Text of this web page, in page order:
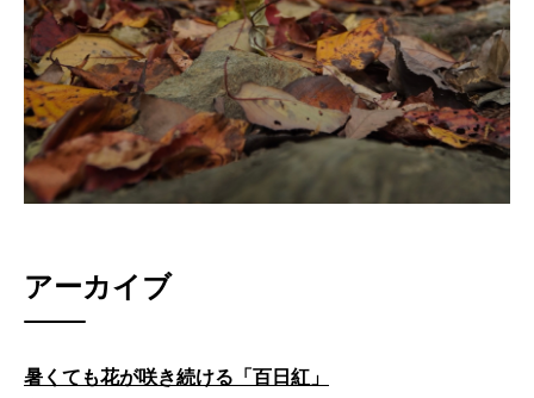
アーカイブ
暑くても花が咲き続ける「百日紅」